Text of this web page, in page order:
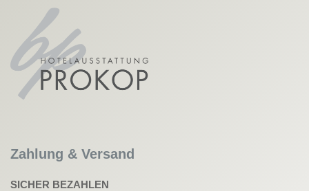
Zahlung & Versand
SICHER BEZAHLEN